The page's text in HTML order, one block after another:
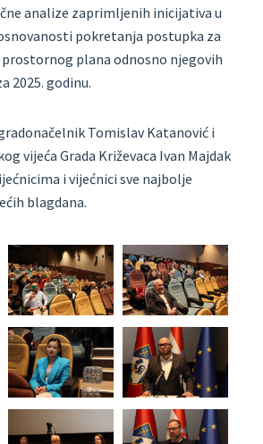
analize zaprimljenih inicijativa u
pokretanja postupka za
prostornog plana odnosno njegovih
2025. godinu.
Tomislav Katanović i
vijeća Grada Križevaca Ivan Majdak
i vijećnici sve najbolje
blagdana.